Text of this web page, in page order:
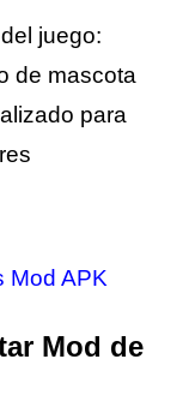
juego:
de mascota
para
Mod APK
Mod de